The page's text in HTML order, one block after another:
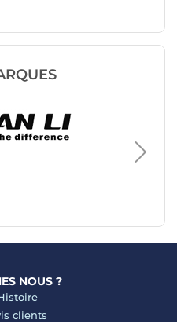
Arctic
NOUS ?
clients